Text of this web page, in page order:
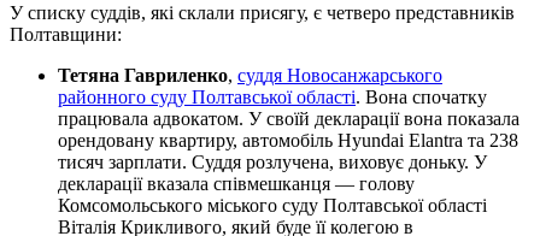
У списку суддів, які склали присягу, є четверо представників
Полтавщини:
Тетяна Гавриленко, суддя Новосанжарського
районного суду Полтавської області. Вона спочатку
працювала адвокатом. У своїй декларації вона показала
орендовану квартиру, автомобіль Hyundai Elantra та 238
тисяч зарплати. Суддя розлучена, виховує доньку. У
декларації вказала співмешканця — голову
Комсомольського міського суду Полтавської області
Віталія Крикливого, який буде її колегою в